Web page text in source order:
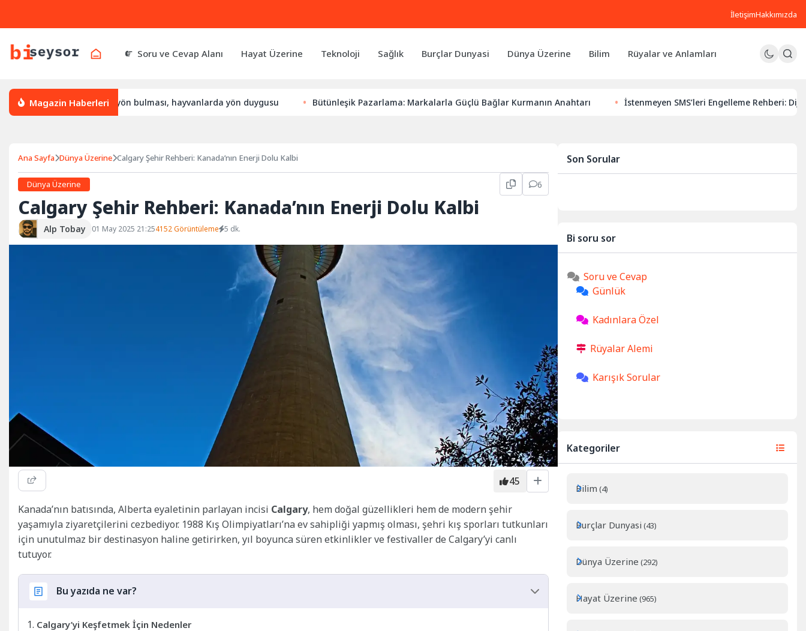
İletişimHakkımızda
Soru ve Cevap Alanı Hayat Üzerine Teknoloji Sağlık Burçlar Dunyasi Dünya Üzerine Bilim Rüyalar ve Anlamları
Magazin Haberleri
bulur, leylek yön bulması, hayvanlarda yön duygusu Bütünleşik Pazarlama: Markalarla Güçlü Bağlar Kurmanın Anahtarı İstenmeyen SMS’leri Engelleme Rehberi: Dijital
Ana Sayfa Dünya Üzerine Calgary Şehir Rehberi: Kanada’nın Enerji Dolu Kalbi
Dünya Üzerine 6
Calgary Şehir Rehberi: Kanada’nın Enerji Dolu Kalbi
Alp Tobay 01 May 2025 21:254152 Görüntüleme 5 dk.
45
Kanada’nın batısında, Alberta eyaletinin parlayan incisi Calgary, hem doğal güzellikleri hem de modern şehir
yaşamıyla ziyaretçilerini cezbediyor. 1988 Kış Olimpiyatları’na ev sahipliği yapmış olması, şehri kış sporları tutkunları
için unutulmaz bir destinasyon haline getirirken, yıl boyunca süren etkinlikler ve festivaller de Calgary’yi canlı
tutuyor.
Bu yazıda ne var?
Calgary’yi Keşfetmek İçin Nedenler
Son Sorular
Bi soru sor
Soru ve Cevap
Günlük
Kadınlara Özel
Rüyalar Alemi
Karışık Sorular
Kategoriler
Bilim (4)
Burçlar Dunyasi (43)
Dünya Üzerine (292)
Hayat Üzerine (965)